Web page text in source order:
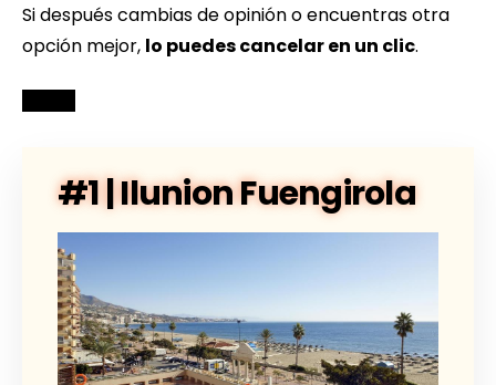
Si después cambias de opinión o encuentras otra
opción mejor, lo puedes cancelar en un clic.
#1 | Ilunion Fuengirola